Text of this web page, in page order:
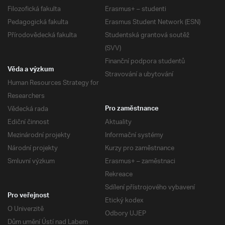
Filozofická fakulta
Pedagogická fakulta
Přírodovědecká fakulta
Erasmus+ – studenti
Erasmus Student Network (ESN)
Studentská grantová soutěž
(SVV)
Finanční podpora studentů
Stravování a ubytování
Věda a výzkum
Human Resources Strategy for
Researchers
Vědecká rada
Ediční činnost
Mezinárodní projekty
Národní projekty
Smluvní výzkum
Pro zaměstnance
Aktuality
Informační systémy
Kurzy pro zaměstnance
Erasmus+ – zaměstnaci
Rekreace
Sdílení přístrojového vybavení
Etický kodex
Odbory UJEP
Pro veřejnost
O Univerzitě